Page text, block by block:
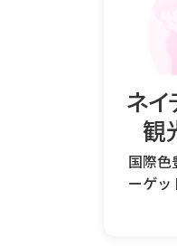
ネイ
観
国際色
ーゲッ